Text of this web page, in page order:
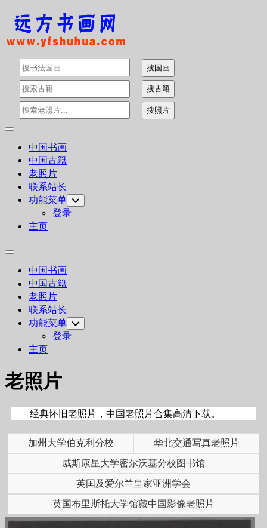
Skip
content
Expand
中国书画
中国古籍
Current
Page:
老照片
联系站长
功能菜单 Toggle
Child
Menu
登录
主页
Expand
中国书画
中国古籍
Current
Page:
老照片
联系站长
功能菜单 Toggle
Child
Menu
登录
主页
老照片
经典怀旧老照片，中国老照片合集高清下载。
加州大学伯克利分校
华北交通写真老照片
威斯康星大学密尔沃基分校图书馆
英国及爱尔兰皇家亚洲学会
英国布里斯托大学馆藏中国影像老照片